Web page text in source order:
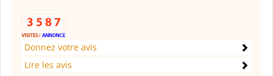
Donnez votre avis
Lire les avis